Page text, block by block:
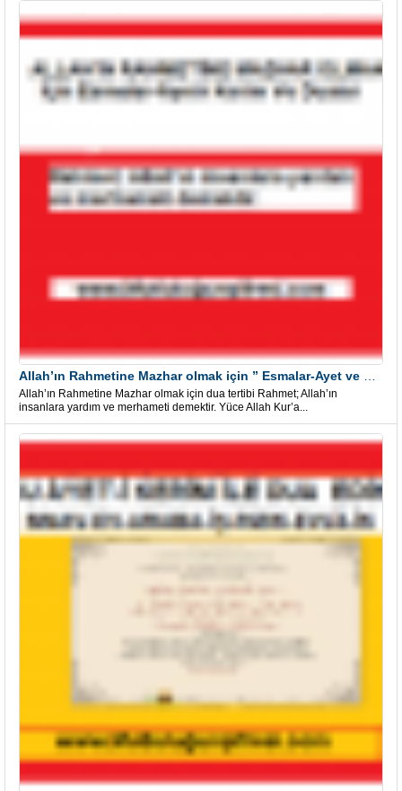
Allah’ın Rahmetine Mazhar olmak için dua tertibi Rahmet; Allah’ın
insanlara yardım ve merhameti demektir. Yüce Allah Kur’a...